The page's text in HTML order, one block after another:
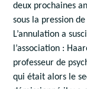
deux prochaines
sous la pression
L’annulation a
l’association :
professeur de
qui était alors le